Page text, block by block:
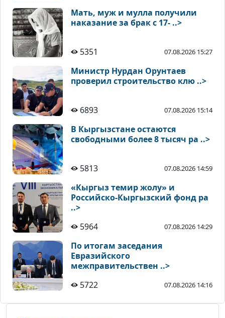
Мать, муж и мулла получили
наказание за брак с 17- ..>
5351 07.08.2026 15:27
Министр Нурдан Орунтаев
проверил строительство клю ..>
6893 07.08.2026 15:14
В Кыргызстане остаются
свободными более 8 тысяч ра ..>
5813 07.08.2026 14:59
«Кыргыз темир жолу» и
Российско-Кыргызский фонд ра
..>
5964
07.08.2026 14:29
По итогам заседания
Евразийского
межправительствен ..>
5722
07.08.2026 14:16